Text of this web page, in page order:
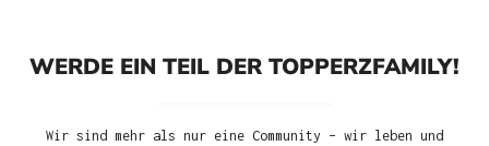
WERDE EIN TEIL DER TOPPERZFAMILY!
Wir sind mehr als nur eine Community – wir leben und